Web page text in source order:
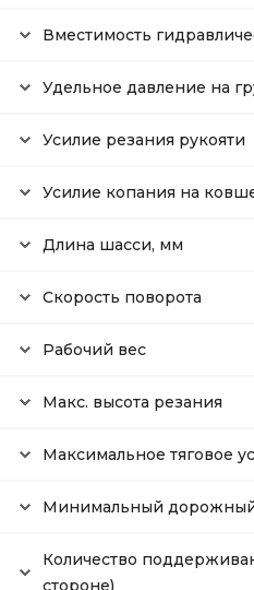
Вместимость
Удельное давление на
Усилие резания рукояти
Усилие копания на
Длина шасси, мм
Скорость поворота
Рабочий вес
Макс. высота резания
Максимальное тяговое
Минимальный
Количество
стороне)